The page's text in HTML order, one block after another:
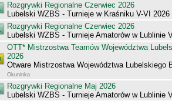
Rozgrywki Regionalne Czerwiec 2026
Lubelski WZBS - Turnieje w Kraśniku V-VI 2026
Rozgrywki Regionalne Czerwiec 2026
Lubelski WZBS - Turnieje Amatorów w Lublinie
OTT* Mistrzostwa Teamów Województwa
2026
Otware Mistrzostwa Województwa Lubelskiego
Okuninka
Rozgrywki Regionalne Maj 2026
Lubelski WZBS - Turnieje Amatorów w Lublinie